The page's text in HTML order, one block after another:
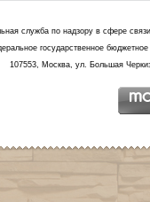
служба по надзору в сфере
государственное
107553, Москва, ул. Большая